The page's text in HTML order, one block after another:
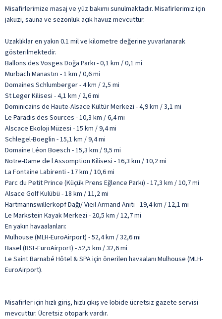
Misafirlerimize masaj ve yüz bakımı sunulmaktadır. Misafirlerimiz için
jakuzi, sauna ve sezonluk açık havuz mevcuttur.
Uzaklıklar en yakın 0.1 mil ve kilometre değerine yuvarlanarak
gösterilmektedir.
Ballons des Vosges Doğa Parkı - 0,1 km / 0,1 mi
Murbach Manastırı - 1 km / 0,6 mi
Domaines Schlumberger - 4 km / 2,5 mi
St Leger Kilisesi - 4,1 km / 2,6 mi
Dominicains de Haute-Alsace Kültür Merkezi - 4,9 km / 3,1 mi
Le Paradis des Sources - 10,3 km / 6,4 mi
Alscace Ekoloji Müzesi - 15 km / 9,4 mi
Schlegel-Boeglin - 15,1 km / 9,4 mi
Domaine Léon Boesch - 15,3 km / 9,5 mi
Notre-Dame de l Assomption Kilisesi - 16,3 km / 10,2 mi
La Fontaine Labirenti - 17 km / 10,6 mi
Parc du Petit Prince (Küçük Prens Eğlence Parkı) - 17,3 km / 10,7 mi
Alsace Golf Kulübü - 18 km / 11,2 mi
Hartmannswillerkopf Dağı/ Vieil Armand Anıtı - 19,4 km / 12,1 mi
Le Markstein Kayak Merkezi - 20,5 km / 12,7 mi
En yakın havaalanları:
Mulhouse (MLH-EuroAirport) - 52,4 km / 32,6 mi
Basel (BSL-EuroAirport) - 52,5 km / 32,6 mi
Le Saint Barnabé Hôtel & SPA için önerilen havaalanı Mulhouse (MLH-
EuroAirport).
Misafirler için hızlı giriş, hızlı çıkış ve lobide ücretsiz gazete servisi
mevcuttur. Ücretsiz otopark vardır.